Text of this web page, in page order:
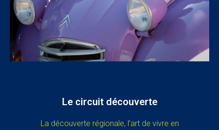
Le circuit découverte
La découverte régionale, l’art de vivre en